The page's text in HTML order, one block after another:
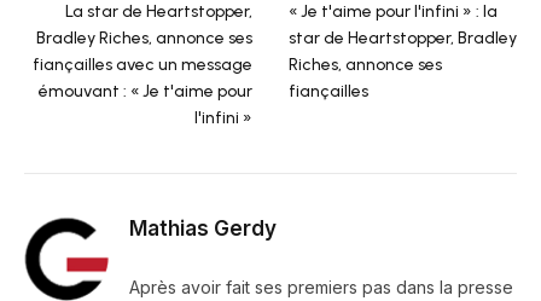
La star de Heartstopper,
Bradley Riches, annonce ses
fiançailles avec un message
émouvant : « Je t'aime pour
l'infini »
« Je t'aime pour l'infini » : la
star de Heartstopper, Bradley
Riches, annonce ses
fiançailles
Mathias Gerdy
Après avoir fait ses premiers pas dans la presse